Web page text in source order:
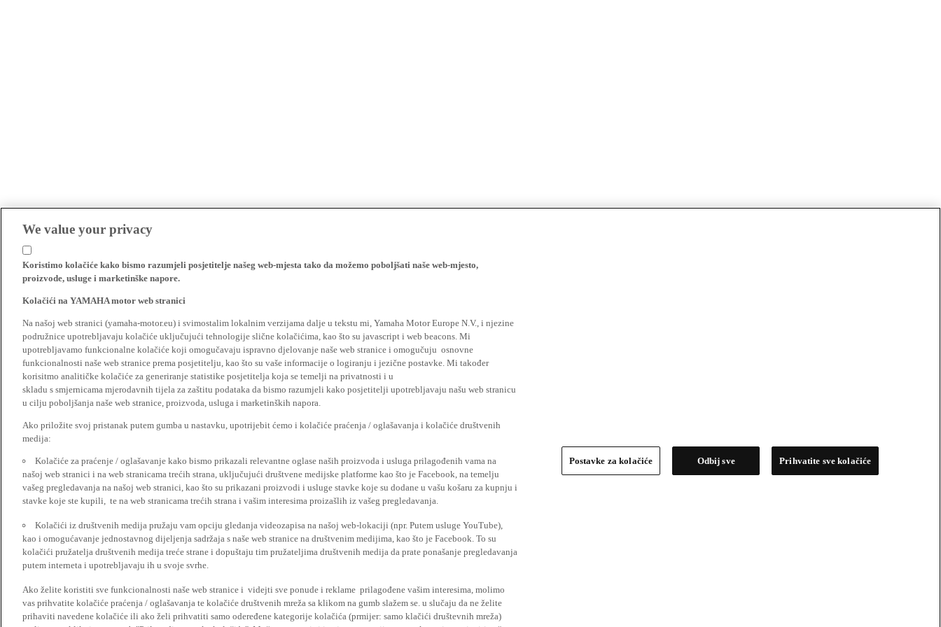
We value your privacy
Koristimo kolačiće kako bismo razumjeli posjetitelje našeg web-mjesta tako da možemo poboljšati naše web-mjesto,
proizvode, usluge i marketinške napore.
Kolačići na YAMAHA motor web stranici
Na našoj web stranici (yamaha-motor.eu) i svimostalim lokalnim verzijama dalje u tekstu mi, Yamaha Motor Europe N.V., i njezine
podružnice upotrebljavaju kolačiće uključujući tehnologije slične kolačićima, kao što su javascript i web beacons. Mi
upotrebljavamo funkcionalne kolačiće koji omogučavaju ispravno djelovanje naše web stranice i omogučuju osnovne
funkcionalnosti naše web stranice prema posjetitelju, kao što su vaše informacije o logiranju i jezične postavke. Mi također
korisitmo analitičke kolačiće za generiranje statistike posjetitelja koja se temelji na privatnosti i u
skladu s smjernicama mjerodavnih tijela za zaštitu podataka da bismo razumjeli kako posjetitelji upotrebljavaju našu web stranicu
u cilju poboljšanja naše web stranice, proizvoda, usluga i marketinških napora.
Ako priložite svoj pristanak putem gumba u nastavku, upotrijebit ćemo i kolačiće praćenja / oglašavanja i kolačiće društvenih
medija:
Kolačiće za praćenje / oglašavanje kako bismo prikazali relevantne oglase naših proizvoda i usluga prilagođenih vama na
našoj web stranici i na web stranicama trećih strana, uključujući društvene medijske platforme kao što je Facebook, na temelju
vašeg pregledavanja na našoj web stranici, kao što su prikazani proizvodi i usluge stavke koje su dodane u vašu košaru za kupnju i
stavke koje ste kupili, te na web stranicama trećih strana i vašim interesima proizašlih iz vašeg pregledavanja.
Kolačići iz društvenih medija pružaju vam opciju gledanja videozapisa na našoj web-lokaciji (npr. Putem usluge YouTube),
kao i omogućavanje jednostavnog dijeljenja sadržaja s naše web stranice na društvenim medijima, kao što je Facebook. To su
kolačići pružatelja društvenih medija treće strane i dopuštaju tim pružateljima društvenih medija da prate ponašanje pregledavanja
putem interneta i upotrebljavaju ih u svoje svrhe.
Ako želite koristiti sve funkcionalnosti naše web stranice i videjti sve ponude i reklame prilagođene vašim interesima, molimo
vas prihvatite kolačiće praćenja / oglašavanja te kolačiće društvenih mreža sa klikom na gumb slažem se. u slučaju da ne želite
prihaviti navedene kolačiće ili ako želi prihvatiti samo odeređene kategorije kolačića (prmijer: samo klačići društevnih mreža)
Postavke za kolačiće Odbij sve Prihvatite sve kolačiće